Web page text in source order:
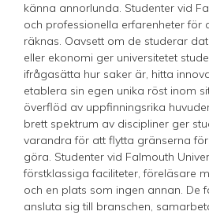
känna annorlunda. Studenter vid
och professionella erfarenheter för
räknas. Oavsett om de studerar
eller ekonomi ger universitetet
ifrågasätta hur saker är, hitta
etablera sin egen unika röst inom
överflöd av uppfinningsrika
brett spektrum av discipliner ger
varandra för att flytta gränserna
göra. Studenter vid Falmouth
förstklassiga faciliteter, föreläsare
och en plats som ingen annan. De
ansluta sig till branschen,